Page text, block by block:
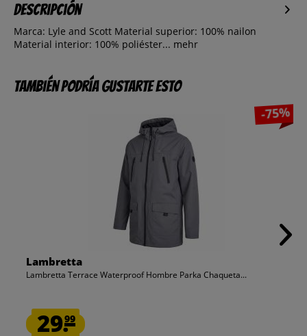
Descripción
Marca: Lyle and Scott Material superior: 100% nailon
Material interior: 100% poliéster... mehr
También podría gustarte esto
-75%
Lambretta
Lambretta Terrace Waterproof Hombre Parka Chaqueta...
29.99